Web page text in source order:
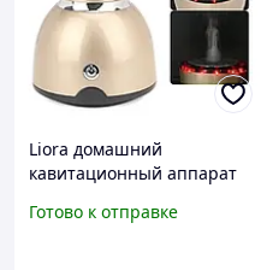
Liora домашний
кавитационный аппарат
стимуляции мышц
Готово к отправке